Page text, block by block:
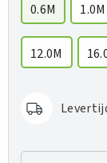
0.6M
1.0M
12.0M